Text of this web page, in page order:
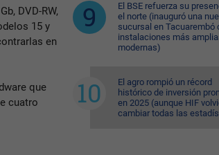
DVD-RW,
15 y
en
que
cuatro
El BSE refuerza su
el norte (inauguró una
sucursal en Tacuarembó
instalaciones más
modernas)
El agro rompió un récord
histórico de inversión
en 2025 (aunque HIF
cambiar todas las